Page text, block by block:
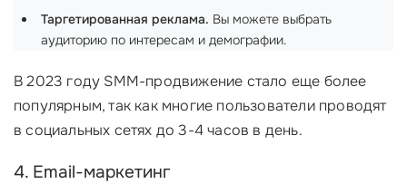
Таргетированная реклама. Вы можете выбрать
аудиторию по интересам и демографии.
В 2023 году SMM-продвижение стало еще более
популярным, так как многие пользователи проводят
в социальных сетях до 3-4 часов в день.
4. Email-маркетинг